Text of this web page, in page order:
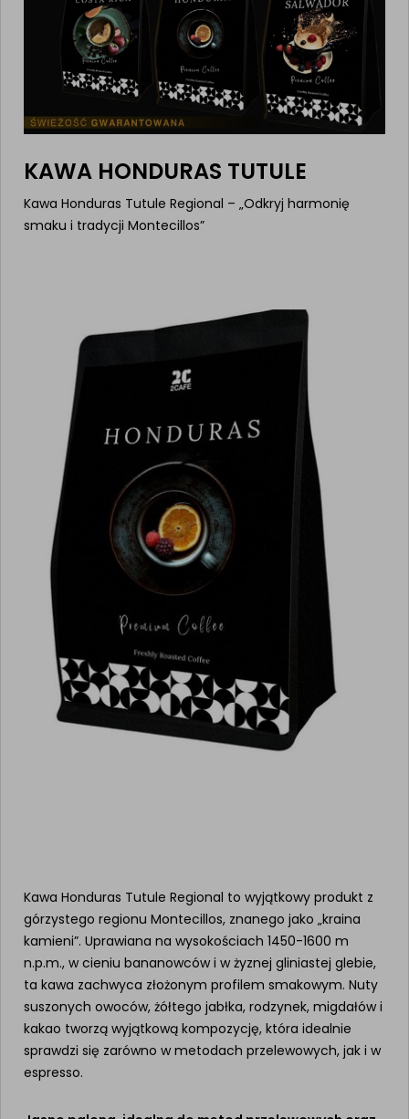
KAWA HONDURAS TUTULE
Kawa Honduras Tutule Regional – „Odkryj harmonię
smaku i tradycji Montecillos”
Kawa Honduras Tutule Regional to wyjątkowy produkt z
górzystego regionu Montecillos, znanego jako „kraina
kamieni”. Uprawiana na wysokościach 1450-1600 m
n.p.m., w cieniu bananowców i w żyznej gliniastej glebie,
ta kawa zachwyca złożonym profilem smakowym. Nuty
suszonych owoców, żółtego jabłka, rodzynek, migdałów i
kakao tworzą wyjątkową kompozycję, która idealnie
sprawdzi się zarówno w metodach przelewowych, jak i w
espresso.